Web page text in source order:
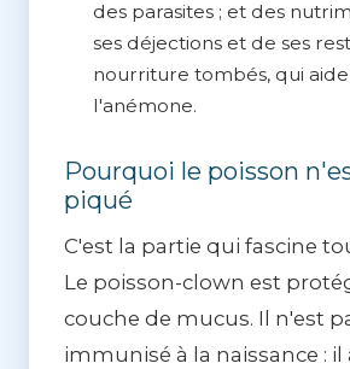
des parasites ; et des
ses déjections et de ses
nourriture tombés, qui
l'anémone.
Pourquoi le poisson
piqué
C'est la partie qui fascine
Le poisson-clown est
couche de mucus. Il n'est
immunisé à la naissance : il